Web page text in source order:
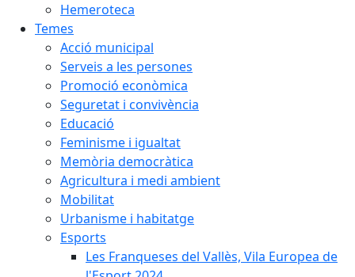
Hemeroteca
Temes
Acció municipal
Serveis a les persones
Promoció econòmica
Seguretat i convivència
Educació
Feminisme i igualtat
Memòria democràtica
Agricultura i medi ambient
Mobilitat
Urbanisme i habitatge
Esports
Les Franqueses del Vallès, Vila Europea de